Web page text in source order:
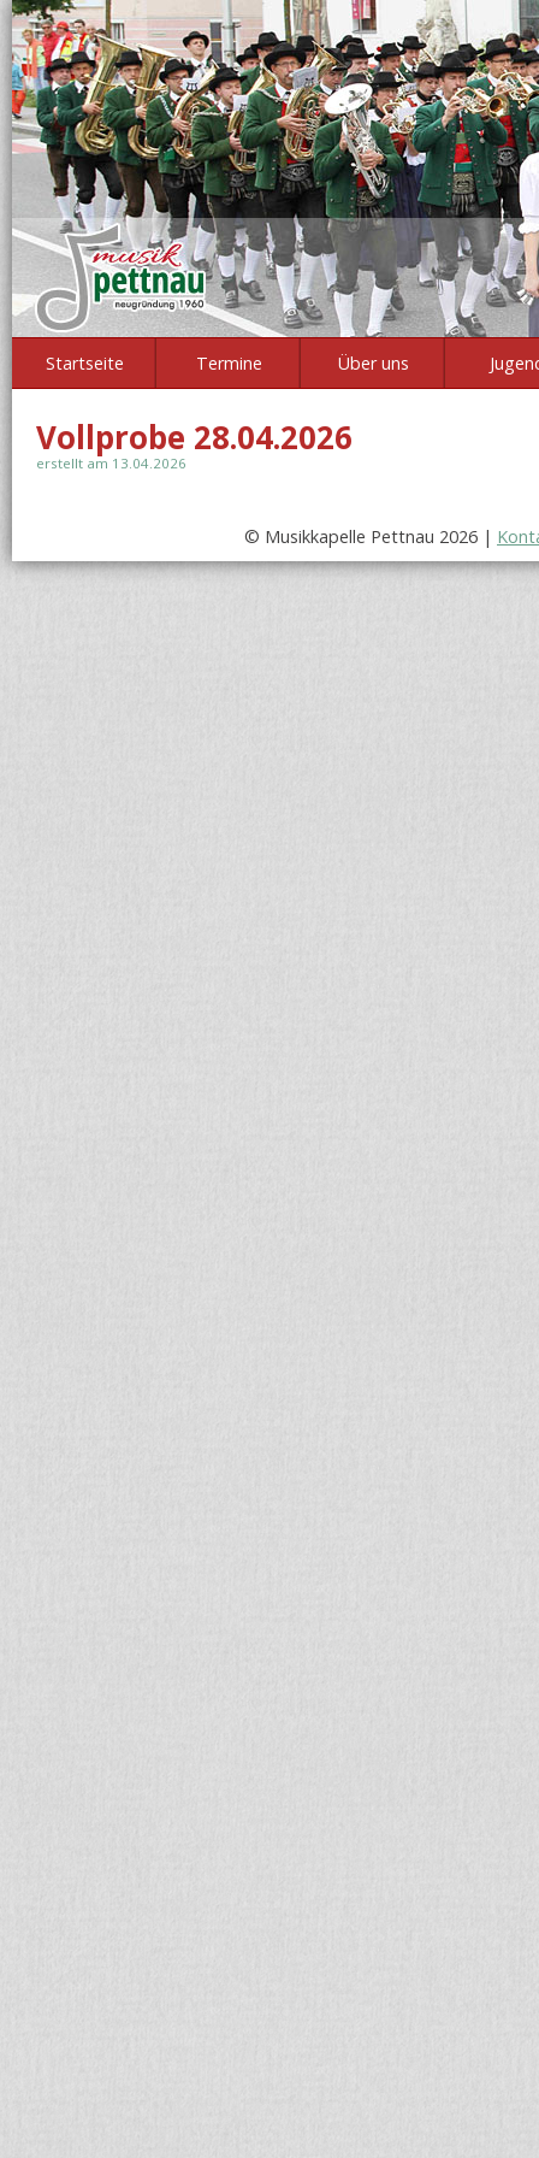
Startseite Termine Über uns
Vollprobe 28.04.2026
erstellt am 13.04.2026
© Musikkapelle Pettnau 2026 |